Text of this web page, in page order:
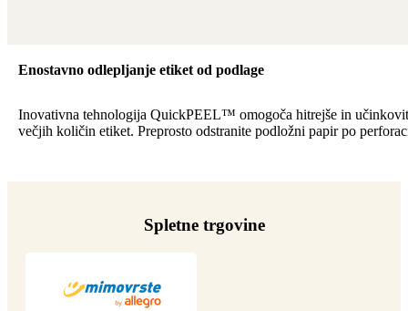
Enostavno odlepljanje etiket od podlage
Inovativna tehnologija QuickPEEL™ omogoča hitrejše in
večjih količin etiket. Preprosto odstranite podložni papir po
Spletne trgovine